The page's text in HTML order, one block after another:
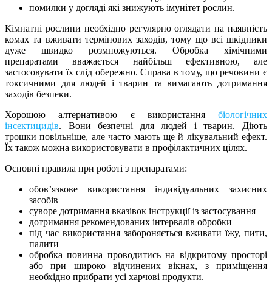
помилки у догляді які знижують імунітет рослин.
Кімнатні рослини необхідно регулярно оглядати на наявність
комах та вживати термінових заходів, тому що всі шкідники
дуже швидко розмножуються. Обробка хімічними
препаратами вважається найбільш ефективною, але
застосовувати їх слід обережно. Справа в тому, що речовини є
токсичними для людей і тварин та вимагають дотримання
заходів безпеки.
Хорошою алтернативою є використання біологічних
інсектицидів. Вони безпечні для людей і тварин. Діють
трошки повільніше, але часто мають ще й лікувальний ефект.
Їх також можна використовувати в профілактичних цілях.
Основні правила при роботі з препаратами:
обов’язкове використання індивідуальних захисних
засобів
суворе дотримання вказівок інструкції із застосування
дотримання рекомендованих інтервалів обробки
під час використання забороняється вживати їжу, пити,
палити
обробка повинна проводитись на відкритому просторі
або при широко відчинених вікнах, з приміщення
необхідно прибрати усі харчові продукти.